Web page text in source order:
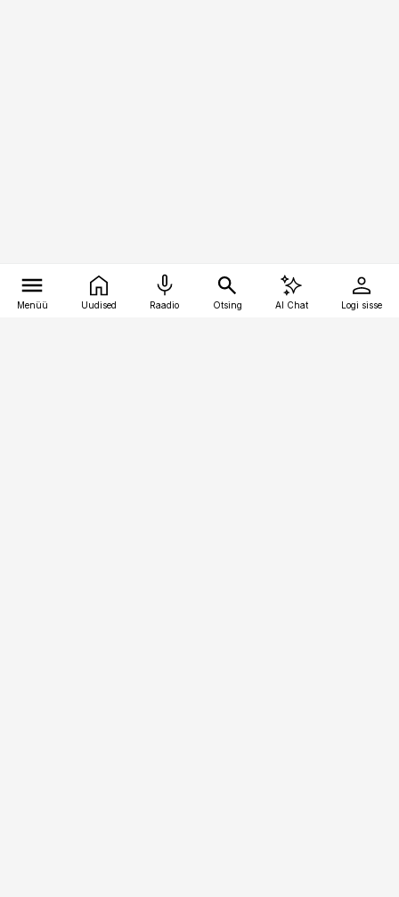
Menüü Uudised Raadio Otsing AI Chat Logi sisse